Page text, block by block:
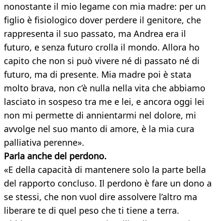
nonostante il mio legame con mia madre: per un
figlio è fisiologico dover perdere il genitore, che
rappresenta il suo passato, ma Andrea era il
futuro, e senza futuro crolla il mondo. Allora ho
capito che non si può vivere né di passato né di
futuro, ma di presente. Mia madre poi è stata
molto brava, non c’è nulla nella vita che abbiamo
lasciato in sospeso tra me e lei, e ancora oggi lei
non mi permette di annientarmi nel dolore, mi
avvolge nel suo manto di amore, è la mia cura
palliativa perenne».
Parla anche del perdono.
«E della capacità di mantenere solo la parte bella
del rapporto concluso. Il perdono è fare un dono a
se stessi, che non vuol dire assolvere l’altro ma
liberare te di quel peso che ti tiene a terra.